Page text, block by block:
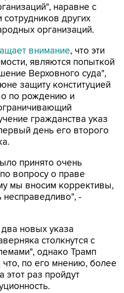
наравне с
других
организаций.
внимание, что эти
являются попыткой
Верховного суда",
защиту конституцией
по рождению и
гражданства указ
день его второго
принято очень
вопросу о праве
мы вносим коррективы,
несправедливо", -
два новых указа
столкнутся с
однако Трамп
что, по его мнению, более
этот раз пройдут